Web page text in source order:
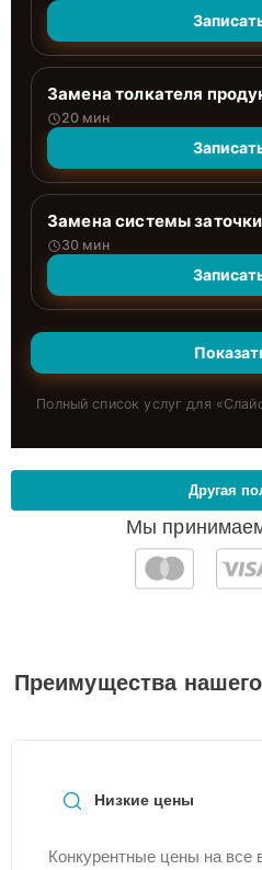
Замена толкателя
20 мин
Замена системы
30 мин
Полный список услуг для «
Мы
Другая
Преимущества
Низкие цены
Конкурентные цены на все